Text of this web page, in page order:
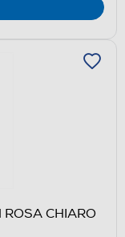
ROSA CHIARO